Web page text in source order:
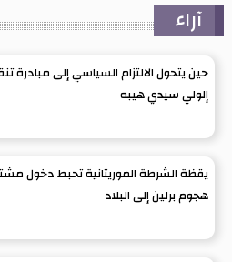
آراء
حين يتحول الالتزام السياسي إلى مبادرة
إلولي سيدي هيبه
يقظة الشرطة الموريتانية تحبط دخول
هجوم برلين إلى البلاد